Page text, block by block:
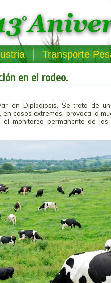
Transporte
en el rodeo.
en Diplodiosis. Se trata de
casos extremos, provoca la
el monitoreo permanente de